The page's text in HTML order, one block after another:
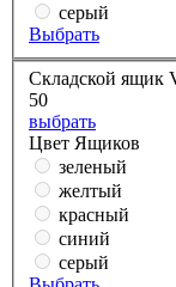
серый
Выбрать
Складской ящик
50
выбрать
Цвет Ящиков
зеленый
желтый
красный
синий
серый